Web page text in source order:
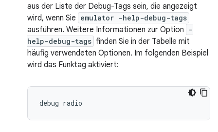
aus der Liste der Debug-Tags sein, die angezeigt
wird, wenn Sie emulator -help-debug-tags
ausführen. Weitere Informationen zur Option
-
help-debug-tags finden Sie in der Tabelle mit
häufig verwendeten Optionen. Im folgenden Beispiel
wird das Funktag aktiviert: